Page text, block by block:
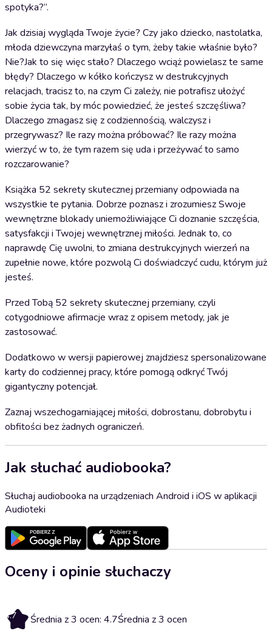
spotyka?”.
Jak dzisiaj wygląda Twoje życie? Czy jako dziecko, nastolatka,
młoda dziewczyna marzyłaś o tym, żeby takie właśnie było?
Nie?Jak to się więc stało? Dlaczego wciąż powielasz te same
błędy? Dlaczego w kółko kończysz w destrukcyjnych
relacjach, tracisz to, na czym Ci zależy, nie potrafisz ułożyć
sobie życia tak, by móc powiedzieć, że jesteś szczęśliwa?
Dlaczego zmagasz się z codziennością, walczysz i
przegrywasz? Ile razy można próbować? Ile razy można
wierzyć w to, że tym razem się uda i przeżywać to samo
rozczarowanie?
Książka 52 sekrety skutecznej przemiany odpowiada na
wszystkie te pytania. Dobrze poznasz i zrozumiesz Swoje
wewnętrzne blokady uniemożliwiające Ci doznanie szczęścia,
satysfakcji i Twojej wewnętrznej miłości. Jednak to, co
naprawdę Cię uwolni, to zmiana destrukcyjnych wierzeń na
zupełnie nowe, które pozwolą Ci doświadczyć cudu, którym już
jesteś.
Przed Tobą 52 sekrety skutecznej przemiany, czyli
cotygodniowe afirmacje wraz z opisem metody, jak je
zastosować.
Dodatkowo w wersji papierowej znajdziesz spersonalizowane
karty do codziennej pracy, które pomogą odkryć Twój
gigantyczny potencjał.
Zaznaj wszechogarniającej miłości, dobrostanu, dobrobytu i
obfitości bez żadnych ograniczeń.
Jak słuchać audiobooka?
Słuchaj audiobooka na urządzeniach Android i iOS w aplikacji
Audioteki
Oceny i opinie słuchaczy
4.7 Średnia z 3 ocen: 4.7Średnia z 3 ocen